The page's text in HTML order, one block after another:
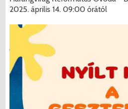
Komplex
korszerűsítése
Pécel Város
000 Ft értékű
alábbi projekt
Kapcsolat
2025/2026. tanév
2025. április 14. 09:00 órától